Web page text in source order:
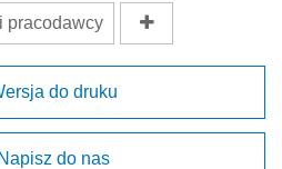
pracodawcy
do druku
Napisz do nas